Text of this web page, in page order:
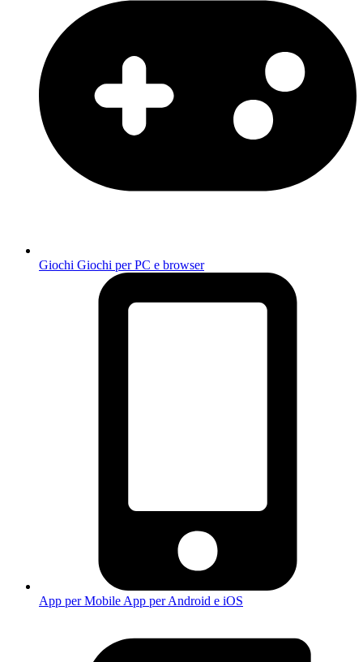
Giochi Giochi per PC e browser
App per Mobile App per Android e iOS